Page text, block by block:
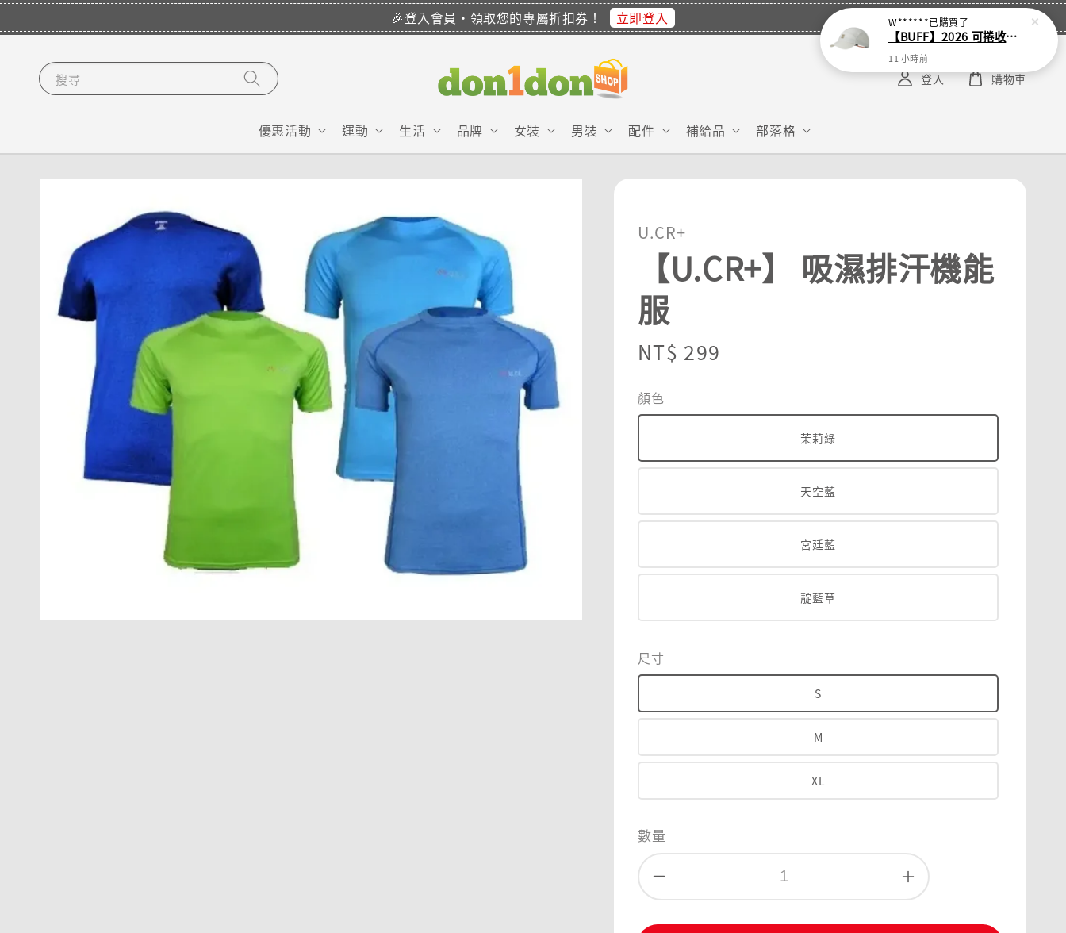
🎉登入會員・領取您的專屬折扣券！ 立即登入
搜尋
優惠活動 運動 生活 品牌 女裝 男裝 配件 補給品 部落格
登入 購物車
U.CR+
【U.CR+】 吸濕排汗機能
服
Regular
NT$ 299
顏色
茉莉綠
天空藍
宮廷藍
靛藍草
尺寸
S
M
XL
數量
W******已購買了
【BUFF】2026 可捲收跑帽
11 小時前